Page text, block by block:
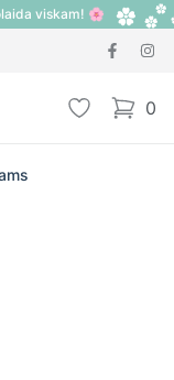
viskam! 🌸
0
items